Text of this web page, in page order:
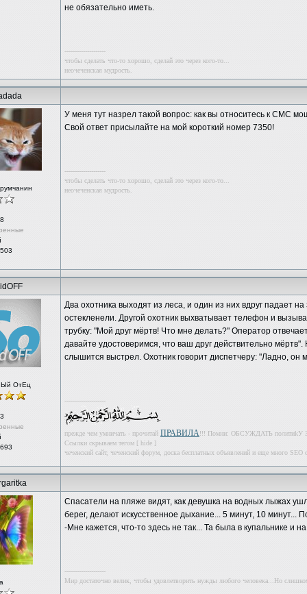
не обязательно иметь.
--------------------
чтобы сделать что-то хорошо, сделай это через кого-то...
неочеченская мудрость.
У меня тут назрел такой вопрос: как вы относитесь к СМС
Свой ответ присылайте на мой короткий номер 7350!
--------------------
чтобы сделать что-то хорошо, сделай это через кого-то...
неочеченская мудрость.
ОтЕц
Два охотника выходят из леса, и один из них вдруг падает
остекленели. Другой охотник выхватывает телефон и
трубку: "Мой друг мёртв! Что мне делать?" Оператор
давайте удостоверимся, что ваш друг действительно
слышится выстрел. Охотник говорит диспетчеру: "Ладно, он
--------------------
прежде чем умничать - прочитай ПРАВИЛА!!! Помни: ОБСУЖДАТЬ
Ссылки скрываем тегом [ hide ]
чеченский сайт, чеченский форум, доска бесплатных объявлений и еще много SEO
Спасатели на пляже видят, как девушка на водных лыжах
берег, делают искусственное дыхание... 5 минут, 10 минут...
-Мне кажется, что-то здесь не так... Та была в купальнике и
--------------------
Мир достаточно велик, чтобы удовлетворить нужды любого человека...Но